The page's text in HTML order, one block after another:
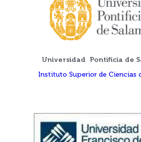
Universidad Pontificia de
Instituto Superior de Ciencias